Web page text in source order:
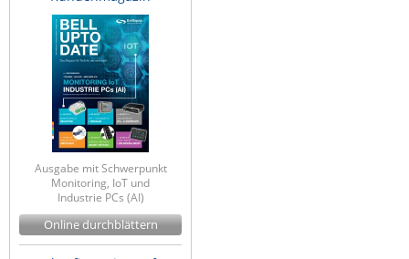
ZPE Systems
News zu unseren Herstellern
Ausgabe mit Schwerpunkt
Monitoring, IoT und
Industrie PCs (AI)
Online durchblättern